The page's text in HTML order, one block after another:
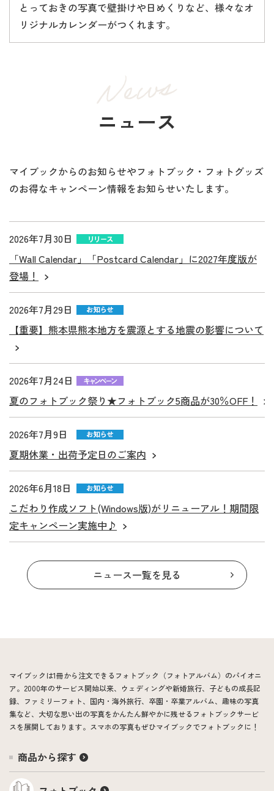
とっておきの写真で壁掛けや日めくりなど、様々なオ
リジナルカレンダーがつくれます。
ニュース
マイブックからのお知らせやフォトブック・フォトグッズ
のお得なキャンペーン情報をお知らせいたします。
2026年7月30日
「Wall Calendar」「Postcard Calendar」に2027年度版が
登場！
2026年7月29日
【重要】熊本県熊本地方を震源とする地震の影響について
2026年7月24日
夏のフォトブック祭り★フォトブック5商品が30％OFF！
2026年7月9日
夏期休業・出荷予定日のご案内
2026年6月18日
こだわり作成ソフト(Windows版)がリニューアル！期間限
定キャンペーン実施中♪
ニュース一覧を見る
マイブックは1冊から注文できるフォトブック（フォトアルバム）のパイオニ
ア。2000年のサービス開始以来、ウェディングや新婚旅行、子どもの成長記
録、ファミリーフォト、国内・海外旅行、卒園・卒業アルバム、趣味の写真
集など、大切な思い出の写真をかんたん鮮やかに残せるフォトブックサービ
スを展開しております。スマホの写真もぜひマイブックでフォトブックに！
商品から探す